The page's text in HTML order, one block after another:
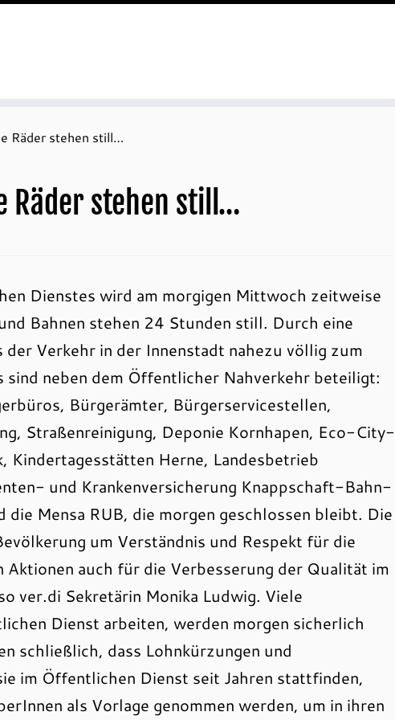
Räder stehen still…
Räder stehen still…
Dienstes wird am morgigen Mittwoch zeitweise
Bahnen stehen 24 Stunden still. Durch eine
Verkehr in der Innenstadt nahezu völlig zum
sind neben dem Öffentlicher Nahverkehr beteiligt:
Bürgerämter, Bürgerservicestellen,
Straßenreinigung, Deponie Kornhapen, Eco-City-
Kindertagesstätten Herne, Landesbetrieb
und Krankenversicherung Knappschaft-Bahn-
die Mensa RUB, die morgen geschlossen bleibt. Die
um Verständnis und Respekt für die
Aktionen auch für die Verbesserung der Qualität im
ver.di Sekretärin Monika Ludwig. Viele
Dienst arbeiten, werden morgen sicherlich
schließlich, dass Lohnkürzungen und
im Öffentlichen Dienst seit Jahren stattfinden,
als Vorlage genommen werden, um in ihren